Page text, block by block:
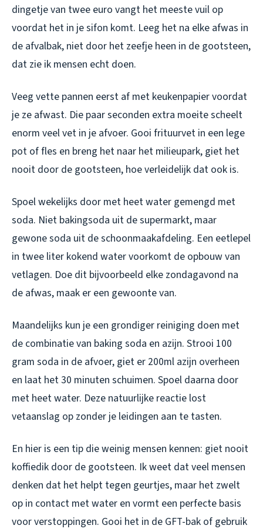
dingetje van twee euro vangt het meeste vuil op
voordat het in je sifon komt. Leeg het na elke afwas in
de afvalbak, niet door het zeefje heen in de gootsteen,
dat zie ik mensen echt doen.
Veeg vette pannen eerst af met keukenpapier voordat
je ze afwast. Die paar seconden extra moeite scheelt
enorm veel vet in je afvoer. Gooi frituurvet in een lege
pot of fles en breng het naar het milieupark, giet het
nooit door de gootsteen, hoe verleidelijk dat ook is.
Spoel wekelijks door met heet water gemengd met
soda. Niet bakingsoda uit de supermarkt, maar
gewone soda uit de schoonmaakafdeling. Een eetlepel
in twee liter kokend water voorkomt de opbouw van
vetlagen. Doe dit bijvoorbeeld elke zondagavond na
de afwas, maak er een gewoonte van.
Maandelijks kun je een grondiger reiniging doen met
de combinatie van baking soda en azijn. Strooi 100
gram soda in de afvoer, giet er 200ml azijn overheen
en laat het 30 minuten schuimen. Spoel daarna door
met heet water. Deze natuurlijke reactie lost
vetaanslag op zonder je leidingen aan te tasten.
En hier is een tip die weinig mensen kennen: giet nooit
koffiedik door de gootsteen. Ik weet dat veel mensen
denken dat het helpt tegen geurtjes, maar het zwelt
op in contact met water en vormt een perfecte basis
voor verstoppingen. Gooi het in de GFT-bak of gebruik